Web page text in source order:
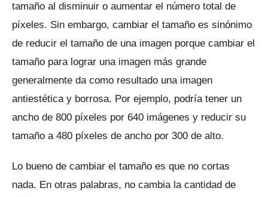
tamaño al disminuir o aumentar el número total de
píxeles. Sin embargo, cambiar el tamaño es sinónimo
de reducir el tamaño de una imagen porque cambiar el
tamaño para lograr una imagen más grande
generalmente da como resultado una imagen
antiestética y borrosa. Por ejemplo, podría tener un
ancho de 800 píxeles por 640 imágenes y reducir su
tamaño a 480 píxeles de ancho por 300 de alto.
Lo bueno de cambiar el tamaño es que no cortas
nada. En otras palabras, no cambia la cantidad de